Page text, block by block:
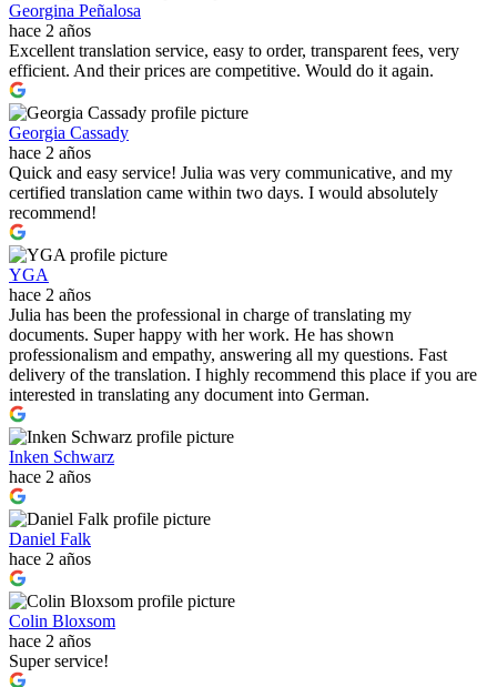
Georgina Peñalosa
hace 2 años
Excellent translation service, easy to order, transparent fees, very
efficient. And their prices are competitive. Would do it again.
Georgia Cassady
hace 2 años
Quick and easy service! Julia was very communicative, and my
certified translation came within two days. I would absolutely
recommend!
YGA
hace 2 años
Julia has been the professional in charge of translating my
documents. Super happy with her work. He has shown
professionalism and empathy, answering all my questions. Fast
delivery of the translation. I highly recommend this place if you are
interested in translating any document into German.
Inken Schwarz
hace 2 años
Daniel Falk
hace 2 años
Colin Bloxsom
hace 2 años
Super service!